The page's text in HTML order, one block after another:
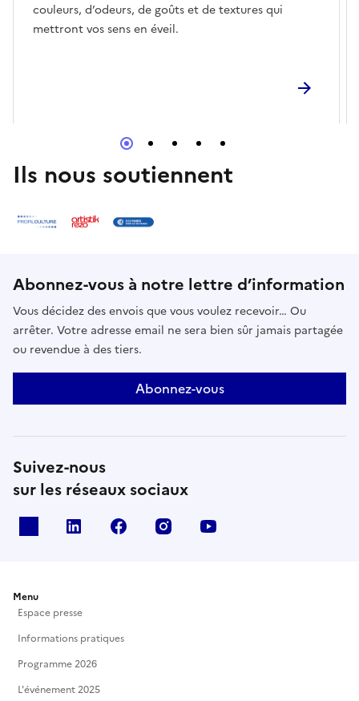
couleurs, d’odeurs, de goûts et de textures qui
mettront vos sens en éveil.
Ils nous soutiennent
Abonnez-vous à notre lettre d’information
Vous décidez des envois que vous voulez recevoir… Ou
arrêter. Votre adresse email ne sera bien sûr jamais partagée
ou revendue à des tiers.
Abonnez-vous
Suivez-nous
sur les réseaux sociaux
Linkedin Facebook Instagram
Menu
Espace presse
Informations pratiques
Programme 2026
L'événement 2025